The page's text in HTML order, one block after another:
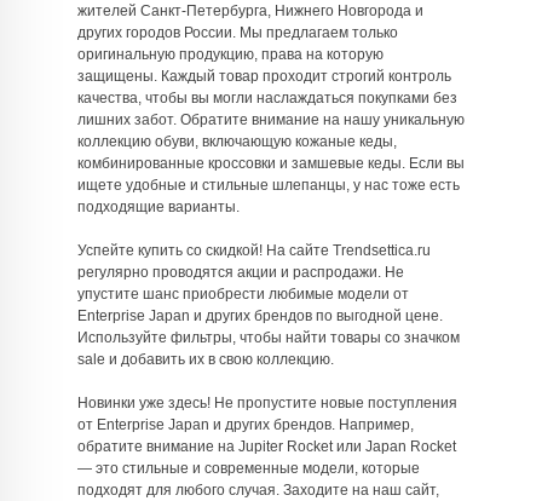
жителей Санкт-Петербурга, Нижнего Новгорода и
других городов России. Мы предлагаем только
оригинальную продукцию, права на которую
защищены. Каждый товар проходит строгий контроль
качества, чтобы вы могли наслаждаться покупками без
лишних забот. Обратите внимание на нашу уникальную
коллекцию обуви, включающую кожаные кеды,
комбинированные кроссовки и замшевые кеды. Если вы
ищете удобные и стильные шлепанцы, у нас тоже есть
подходящие варианты.
Успейте купить со скидкой! На сайте Trendsettica.ru
регулярно проводятся акции и распродажи. Не
упустите шанс приобрести любимые модели от
Enterprise Japan и других брендов по выгодной цене.
Используйте фильтры, чтобы найти товары со значком
sale и добавить их в свою коллекцию.
Новинки уже здесь! Не пропустите новые поступления
от Enterprise Japan и других брендов. Например,
обратите внимание на Jupiter Rocket или Japan Rocket
— это стильные и современные модели, которые
подходят для любого случая. Заходите на наш сайт,